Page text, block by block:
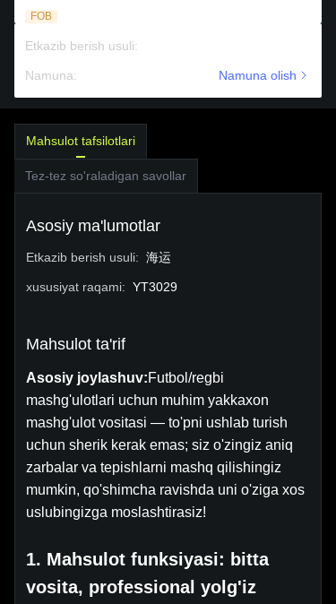
FOB
Etkazib berish usuli:
Namuna: Namuna olish
Mahsulot tafsilotlari
Tez-tez so'raladigan savollar
Asosiy ma'lumotlar
Etkazib berish usuli: 海运
xususiyat raqami: YT3029
Mahsulot ta'rif
Asosiy joylashuv:Futbol/regbi
mashg'ulotlari uchun muhim yakkaxon
mashg'ulot vositasi — to'pni ushlab turish
uchun sherik kerak emas; siz o'zingiz aniq
zarbalar va tepishlarni mashq qilishingiz
mumkin, qo'shimcha ravishda uni o'ziga xos
uslubingizga moslashtirasiz!
1. Mahsulot funksiyasi: bitta
vosita, professional yolg'iz